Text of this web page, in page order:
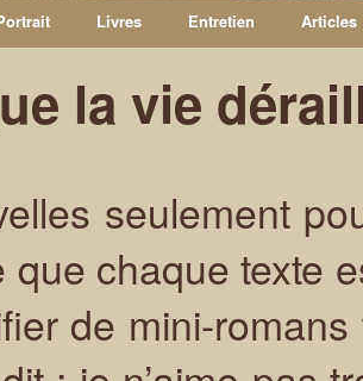
Livres Entretien Articles
la vie
seulement
que chaque texte
de mini-